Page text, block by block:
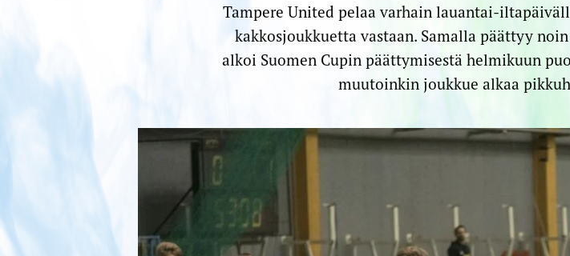
Tampere United pelaa varhain lauantai-
kakkosjoukkuetta vastaan. Samalla päättyy
alkoi Suomen Cupin päättymisestä helmikuun
muutoinkin joukkue alkaa